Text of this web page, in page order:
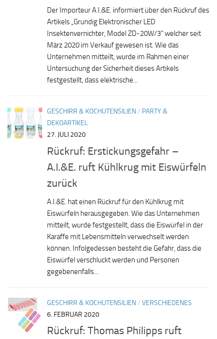
Der Importeur A.I.&E. informiert über den Rückruf des
Artikels „Grundig Elektronischer LED
Insektenvernichter, Model ZD-20W/3“ welcher seit
März 2020 im Verkauf gewesen ist. Wie das
Unternehmen mitteilt, wurde im Rahmen einer
Untersuchung der Sicherheit dieses Artikels
festgestellt, dass elektrische...
GESCHIRR & KOCHUTENSILIEN/ PARTY &
DEKOARTIKEL
27. JULI 2020
Rückruf: Erstickungsgefahr –
A.I.&E. ruft Kühlkrug mit Eiswürfeln
zurück
A.I.&E. hat einen Rückruf für den Kühlkrug mit
Eiswürfeln herausgegeben. Wie das Unternehmen
mitteilt, wurde festgestellt, dass die Eiswürfel in der
Karaffe mit Lebensmitteln verwechselt werden
können. Infolgedessen besteht die Gefahr, dass die
Eiswürfel verschluckt werden und Personen
gegebenenfalls...
GESCHIRR & KOCHUTENSILIEN/ VERSCHIEDENES
6. FEBRUAR 2020
Rückruf: Thomas Philipps ruft